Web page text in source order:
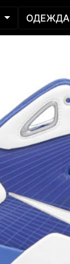
ОДЕЖДА